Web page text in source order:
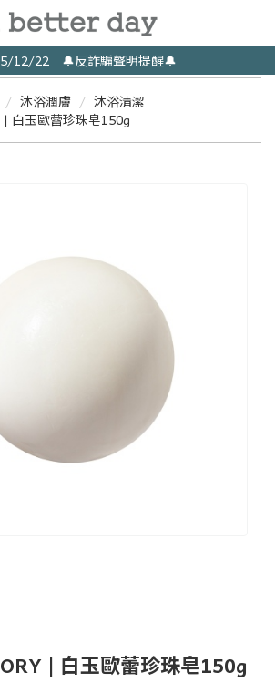
12/22 🔔反詐騙聲明提醒🔔
沐浴潤膚
沐浴清潔
| 白玉歐蕾珍珠皂150g
| 白玉歐蕾珍珠皂150g